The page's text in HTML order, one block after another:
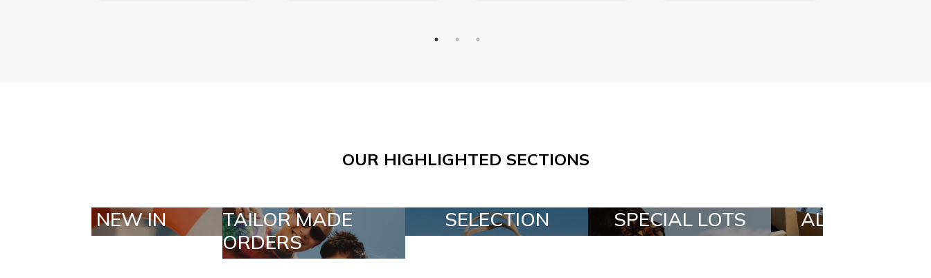
OUR HIGHLIGHTED SECTIONS
TAILOR MADE
ORDERS
SELECTION SPECIAL LOTS ALL IN A BOX STYLIA